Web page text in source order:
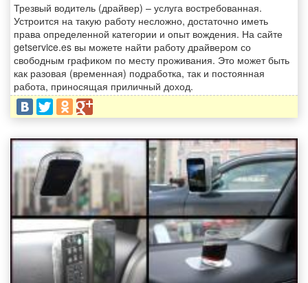
Трезвый водитель (драйвер) – услуга востребованная.
Устроится на такую работу несложно, достаточно иметь
права определенной категории и опыт вождения. На сайте
getservice.es вы можете найти работу драйвером со
свободным графиком по месту проживания. Это может быть
как разовая (временная) подработка, так и постоянная
работа, приносящая приличный доход.